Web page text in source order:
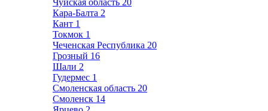
Чуйская область 20
Кара-Балта 2
Кант 1
Токмок 1
Чеченская Республика 20
Грозный 16
Шали 2
Гудермес 1
Смоленская область 20
Смоленск 14